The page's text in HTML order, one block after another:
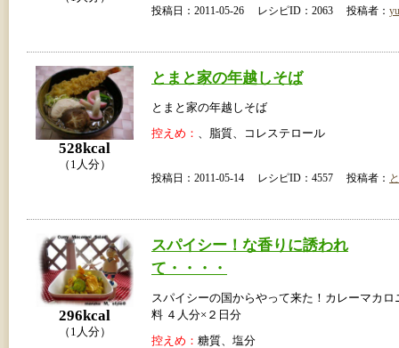
投稿日：2011-05-26 レシピID：2063 投稿者：
528kcal
（1人分）
とまと家の年越しそば
とまと家の年越しそば
控えめ： 、脂質、コレステロール
投稿日：2011-05-14 レシピID：4557 投稿者：
296kcal
（1人分）
スパイシー！な香りに誘われ
て・・・・
スパイシーの国からやって来た！カレーマカロ
料 ４人分×２日分
控えめ： 糖質、塩分